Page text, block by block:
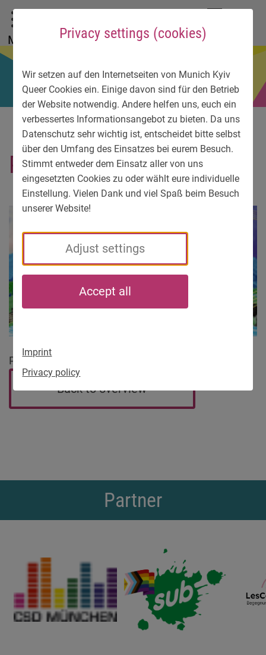
Privacy settings (cookies)
Wir setzen auf den Internetseiten von Munich Kyiv
Queer Cookies ein. Einige davon sind für den Betrieb
der Website notwendig. Andere helfen uns, euch ein
verbessertes Informationsangebot zu bieten. Da uns
Datenschutz sehr wichtig ist, entscheidet bitte selbst
über den Umfang des Einsatzes bei eurem Besuch.
Stimmt entweder dem Einsatz aller von uns
eingesetzten Cookies zu oder wählt eure individuelle
Einstellung. Vielen Dank und viel Spaß beim Besuch
unserer Website!
Adjust settings
Accept all
Imprint
Privacy policy
To main menu
To language menu
To search
To content
To service information
Menu
POSTER Choir
POSTER Choir
Back to overview
Partner